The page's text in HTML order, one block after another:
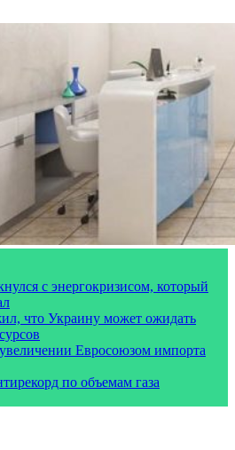
с энергокризисом, который
что Украину может ожидать
Евросоюзом импорта
по объемам газа